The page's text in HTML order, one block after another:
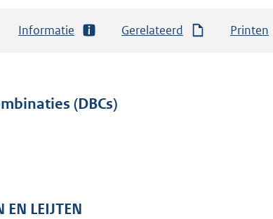
Informatie Gerelateerd Printen
(DBCs)
EN LEIJTEN